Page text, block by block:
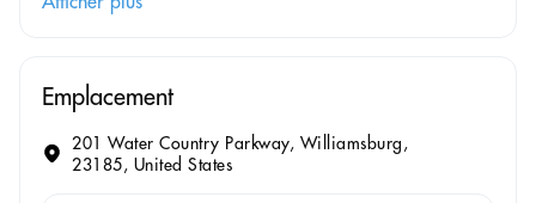
Emplacement
201 Water Country Parkway, Williamsburg,
23185, United States